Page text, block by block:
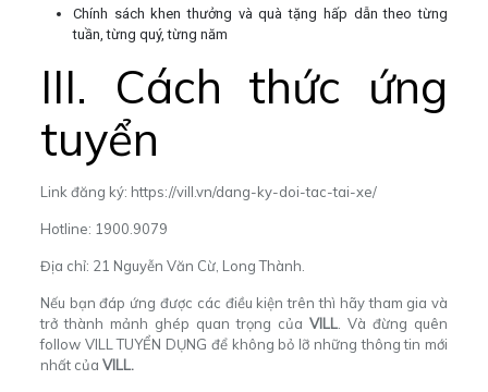
Chính sách khen thưởng và quà tặng hấp dẫn theo từng
tuần, từng quý, từng năm
III. Cách thức ứng
tuyển
Link đăng ký: https://vill.vn/dang-ky-doi-tac-tai-xe/
Hotline: 1900.9079
Địa chỉ: 21 Nguyễn Văn Cừ, Long Thành.
Nếu bạn đáp ứng được các điều kiện trên thì hãy tham gia và
trở thành mảnh ghép quan trọng củaVILL . Và đừng quên
follow VILL TUYỂN DỤNG để không bỏ lỡ những thông tin mới
nhất của VILL.